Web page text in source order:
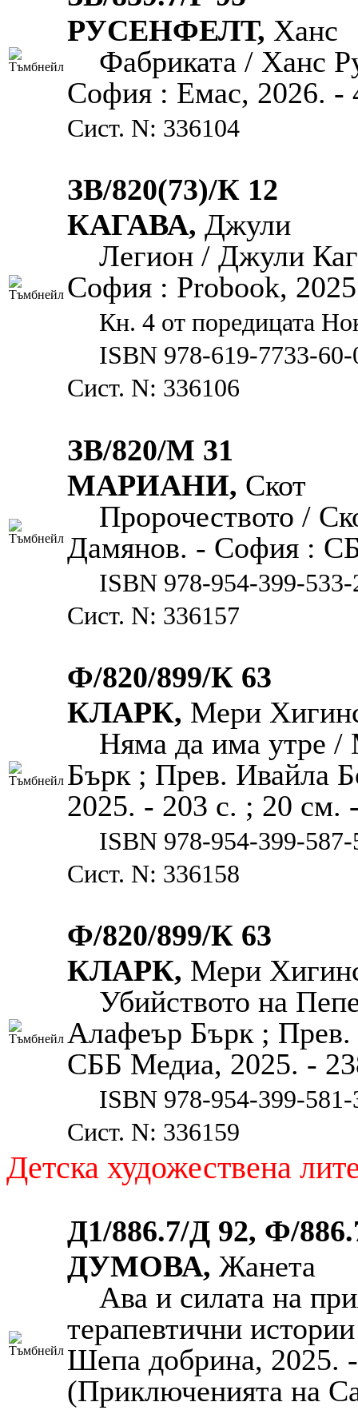
РУСЕНФЕЛТ, Ханс
Фабриката / Ханс
София : Емас, 2026. -
Сист. N: 336104
ЗВ/820(73)/К 12
КАГАВА, Джули
Легион / Джули
София : Probook,
Кн. 4 от поредицата
ISBN 978-619-7733-60-
Сист. N: 336106
ЗВ/820/М 31
МАРИАНИ, Скот
Пророчеството /
Дамянов. - София :
ISBN 978-954-399-533-
Сист. N: 336157
Ф/820/899/К 63
КЛАРК, Мери
Няма да има утре
Бърк ; Прев. Ивайла
2025. - 203 с. ; 20 см.
ISBN 978-954-399-587-
Сист. N: 336158
Ф/820/899/К 63
КЛАРК, Мери
Убийството на
Алафеър Бърк ;
СББ Медиа, 2025. -
ISBN 978-954-399-581-
Сист. N: 336159
Детска художествена
Д1/886.7/Д 92, Ф/
ДУМОВА, Жанета
Ава и силата на
терапевтични
Шепа добрина, 2025.
(Приключенията на